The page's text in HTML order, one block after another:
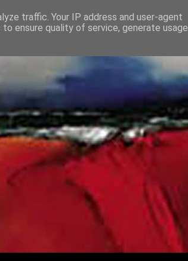
traffic. Your IP address and user-agent
ensure quality of service, generate usage